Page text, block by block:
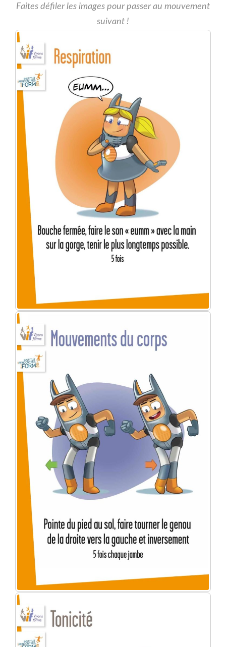
Faites défiler les images pour passer au mouvement
suivant !